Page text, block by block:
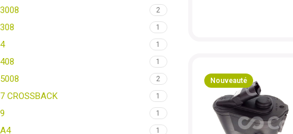
3008 2
308 1
4 1
408 1
5008 2
7 CROSSBACK 1
9 1
A4 1
Nouveauté